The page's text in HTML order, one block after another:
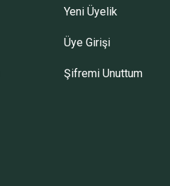
Yeni Üyelik
Üye Girişi
Şifremi Unuttum